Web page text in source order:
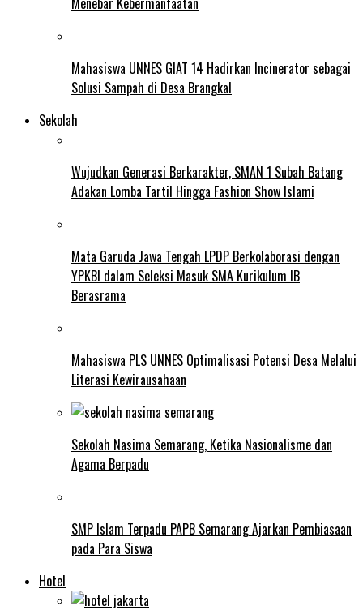
Mahasiswa UNNES GIAT 14 Hadirkan Incinerator sebagai
Solusi Sampah di Desa Brangkal
Sekolah
Wujudkan Generasi Berkarakter, SMAN 1 Subah Batang
Adakan Lomba Tartil Hingga Fashion Show Islami
Mata Garuda Jawa Tengah LPDP Berkolaborasi dengan
YPKBI dalam Seleksi Masuk SMA Kurikulum IB
Berasrama
Mahasiswa PLS UNNES Optimalisasi Potensi Desa Melalui
Literasi Kewirausahaan
Sekolah Nasima Semarang, Ketika Nasionalisme dan
Agama Berpadu
SMP Islam Terpadu PAPB Semarang Ajarkan Pembiasaan
pada Para Siswa
Hotel